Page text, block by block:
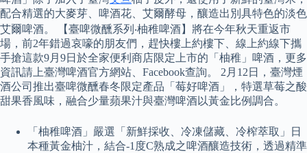
配合精選的大麥芽、啤酒花、艾爾酵母，釀造出別具特色的淡色
艾爾啤酒。 【臺啤微醺系列‧柚稚啤酒】將在今年秋天重返市
場，前2年錯過哀嚎的朋友們，趕快樓上約樓下、線上約線下攜
手搶這款9月9日於全家便利商店限定上市的「柚稚」啤酒，更多
資訊請上臺灣啤酒官方網站、Facebook查詢。 2月12日，臺灣煙
酒公司推出臺啤微醺春冬限定產品「莓好啤酒」，特選草莓之酸
甜果香風味，融合少量蘋果汁與臺灣啤酒以黃金比例調合。
「柚稚啤酒」嚴選「新鮮採收、冷凍儲藏、冷榨萃取」日
本種黃金柚汁，結合-1度C熟成之啤酒釀造技術，透過精準